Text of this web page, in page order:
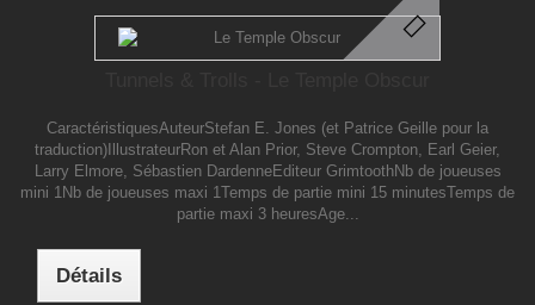
CaractéristiquesAuteurStefan E. Jones (et Patrice Geille pour la
traduction)IllustrateurRon et Alan Prior, Steve Crompton, Earl Geier,
Larry Elmore, Sébastien DardenneEditeur GrimtoothNb de joueuses
mini 1Nb de joueuses maxi 1Temps de partie mini 15 minutesTemps de
partie maxi 3 heuresAge...
Détails